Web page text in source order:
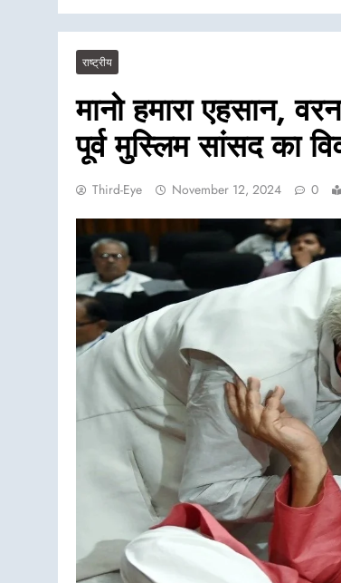
राष्ट्रीय
मानो हमारा एहसान,
पूर्व मुस्लिम सांसद का
Third-Eye November 12, 2024 0